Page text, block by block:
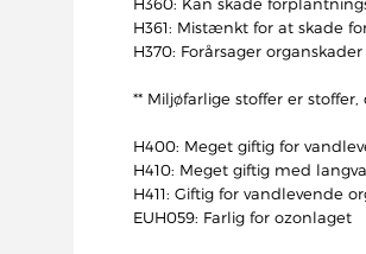
H361: Mistænkt for at skade
H370: Forårsager organskader
** Miljøfarlige stoffer er
H400: Meget giftig for
H410: Meget giftig med
H411: Giftig for vandlevende
EUH059: Farlig for ozonlaget